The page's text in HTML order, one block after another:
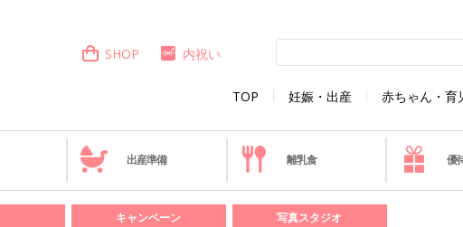
TOP 妊娠・出産 赤ちゃん・育
SHOP 内祝い
出産準備 離乳食 優
キャンペーン 写真スタジオ